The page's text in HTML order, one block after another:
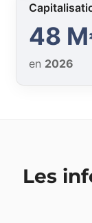
48
en 2026
Les